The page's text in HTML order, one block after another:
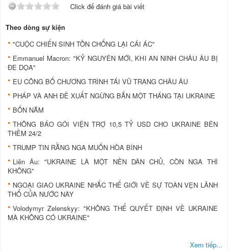
Click để đánh giá bài viết
Theo dòng sự kiện
"CUỘC CHIẾN SINH TỒN CHỐNG LẠI CÁI ÁC"
Emmanuel Macron: "KỶ NGUYÊN MỚI, KHI AN NINH CHÂU ÂU BỊ
ĐE DỌA"
EU CÔNG BỐ CHƯƠNG TRÌNH TÁI VŨ TRANG CHÂU ÂU
PHÁP VÀ ANH ĐỀ XUẤT NGỪNG BẮN MỘT THÁNG TẠI UKRAINE
BỐN NĂM
THÔNG BÁO GÓI VIỆN TRỢ 10,5 TỶ USD CHO UKRAINE BÊN
THỀM 24/2
TRUMP TIN RẰNG NGA MUỐN HÒA BÌNH
Liên Âu: "UKRAINE LÀ MỘT NỀN DÂN CHỦ, CÒN NGA THÌ
KHÔNG"
NGOẠI GIAO UKRAINE NHẮC THẾ GIỚI VỀ SỰ TOÀN VẸN LÃNH
THỔ CỦA NƯỚC NÀY
Volodymyr Zelenskyy: "KHÔNG THỂ QUYẾT ĐỊNH VỀ UKRAINE
MÀ KHÔNG CÓ UKRAINE"
Xem tiếp...